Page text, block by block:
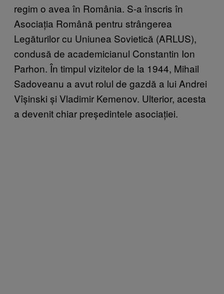
regim o avea în România. S-a înscris în
Asociația Română pentru strângerea
Legăturilor cu Uniunea Sovietică (ARLUS),
condusă de academicianul Constantin Ion
Parhon. În timpul vizitelor de la 1944, Mihail
Sadoveanu a avut rolul de gazdă a lui Andrei
Vîșinski și Vladimir Kemenov. Ulterior, acesta
a devenit chiar președintele asociației.